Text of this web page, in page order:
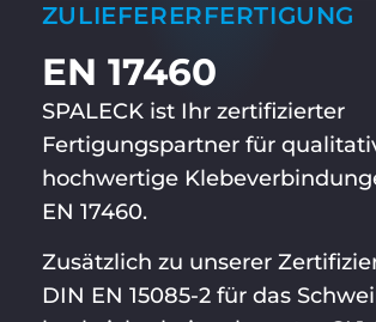
ZULIEFERERFERTIGUNG
EN 17460
SPALECK ist Ihr zertifizierter
Fertigungspartner für
hochwertige
EN 17460.
Zusätzlich zu unserer
DIN EN 15085-2 für das